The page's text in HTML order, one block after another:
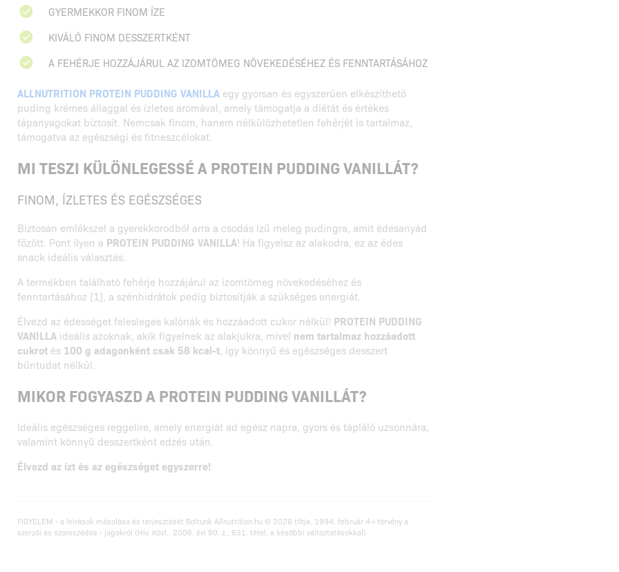
GYERMEKKOR FINOM ÍZE
KIVÁLÓ FINOM DESSZERTKÉNT
A FEHÉRJE HOZZÁJÁRUL AZ IZOMTÖMEG NÖVEKEDÉSÉHEZ ÉS FENNTARTÁSÁHOZ
ALLNUTRITION PROTEIN PUDDING VANILLA egy gyorsan és egyszerűen elkészíthető
puding krémes állaggal és ízletes aromával, amely támogatja a diétát és értékes
tápanyagokat biztosít. Nemcsak finom, hanem nélkülözhetetlen fehérjét is tartalmaz,
támogatva az egészségi és fitneszcélokat.
MI TESZI KÜLÖNLEGESSÉ A PROTEIN PUDDING VANILLÁT?
FINOM, ÍZLETES ÉS EGÉSZSÉGES
Biztosan emlékszel a gyerekkorodból arra a csodás ízű meleg pudingra, amit édesanyád
főzött. Pont ilyen a PROTEIN PUDDING VANILLA! Ha figyelsz az alakodra, ez az édes
snack ideális választás.
A termékben található fehérje hozzájárul az izomtömeg növekedéséhez és
fenntartásához [1], a szénhidrátok pedig biztosítják a szükséges energiát.
Élvezd az édességet felesleges kalóriák és hozzáadott cukor nélkül! PROTEIN PUDDING
VANILLA ideális azoknak, akik figyelnek az alakjukra, mivel nem tartalmaz hozzáadott
cukrot és 100 g adagonként csak 58 kcal-t, így könnyű és egészséges desszert
bűntudat nélkül.
MIKOR FOGYASZD A PROTEIN PUDDING VANILLÁT?
Ideális egészséges reggelire, amely energiát ad egész napra, gyors és tápláló uzsonnára,
valamint könnyű desszertként edzés után.
Élvezd az ízt és az egészséget egyszerre!
FIGYELEM - a leírások másolása és terjesztését Boltunk Allnutrition.hu © 2026 tiltja. 1994. február 4-i törvény a
szerzői és szomszédos - jogokról (Hiv. Közl.. 2006. évi 90. z., 631. tétel, a későbbi változtatásokkal)